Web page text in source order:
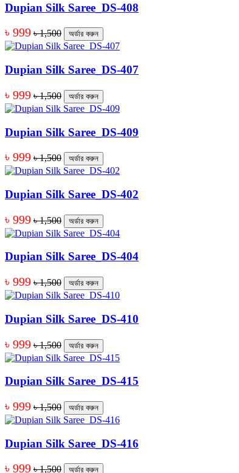
Dupian Silk Saree_DS-408
৳ 999 ৳ 1,500 অর্ডার করুন
Dupian Silk Saree_DS-407
৳ 999 ৳ 1,500 অর্ডার করুন
Dupian Silk Saree_DS-409
৳ 999 ৳ 1,500 অর্ডার করুন
Dupian Silk Saree_DS-402
৳ 999 ৳ 1,500 অর্ডার করুন
Dupian Silk Saree_DS-404
৳ 999 ৳ 1,500 অর্ডার করুন
Dupian Silk Saree_DS-410
৳ 999 ৳ 1,500 অর্ডার করুন
Dupian Silk Saree_DS-415
৳ 999 ৳ 1,500 অর্ডার করুন
Dupian Silk Saree_DS-416
৳ 999 ৳ 1,500 অর্ডার করুন